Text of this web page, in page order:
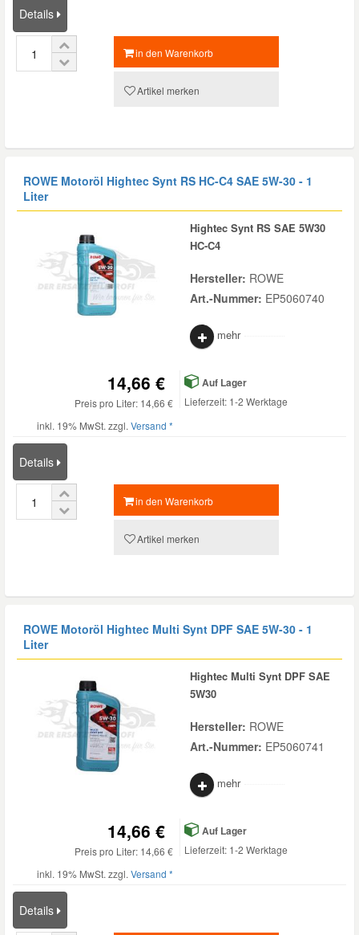
Details
in den Warenkorb
Artikel merken
ROWE Motoröl Hightec Synt RS HC-C4 SAE 5W-30 - 1
Liter
Hightec Synt RS SAE 5W30
HC-C4
Hersteller: ROWE
Art.-Nummer: EP5060740
mehr
14,66 €
Preis pro Liter: 14,66 €
inkl. 19% MwSt. zzgl. Versand *
Auf Lager
Lieferzeit: 1-2 Werktage
Details
in den Warenkorb
Artikel merken
ROWE Motoröl Hightec Multi Synt DPF SAE 5W-30 - 1
Liter
Hightec Multi Synt DPF SAE
5W30
Hersteller: ROWE
Art.-Nummer: EP5060741
mehr
14,66 €
Preis pro Liter: 14,66 €
inkl. 19% MwSt. zzgl. Versand *
Auf Lager
Lieferzeit: 1-2 Werktage
Details